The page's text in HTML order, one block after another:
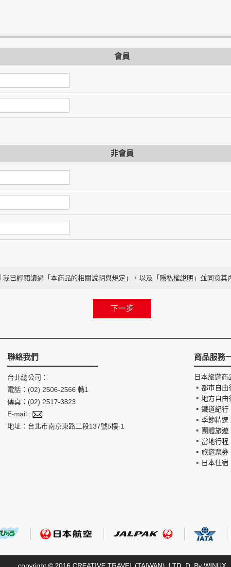
間
會員
非會員
我已經閱讀過「本商品的相關說明與規定」，以及「 隱私權說明 」並同意其
聯絡我們
台北總公司：
電話：(02) 2506-2566 轉1
傳真：(02) 2517-3823
E-mail :
地址：台北市南京東路二段137號5樓-1
商品服務
日本旅遊商
都市自由
地方自由
鐵道紀行
季節精選
團體旅遊
當地行程
旅遊票券
日本住宿